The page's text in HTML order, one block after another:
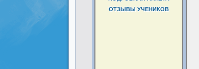
ОТЗЫВЫ УЧЕНИКОВ